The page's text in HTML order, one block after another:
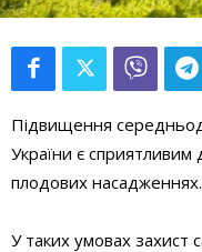
Підвищення
України є сприятливим
плодових насадженнях.
У таких умовах захист